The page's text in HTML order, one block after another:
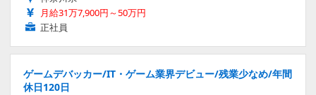
月給31万7,900円～50万円
正社員
ゲームデバッカー/IT・ゲーム業界デビュー/残業少なめ/年間
休日120日